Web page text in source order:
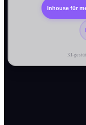
Inhouse für
KI-